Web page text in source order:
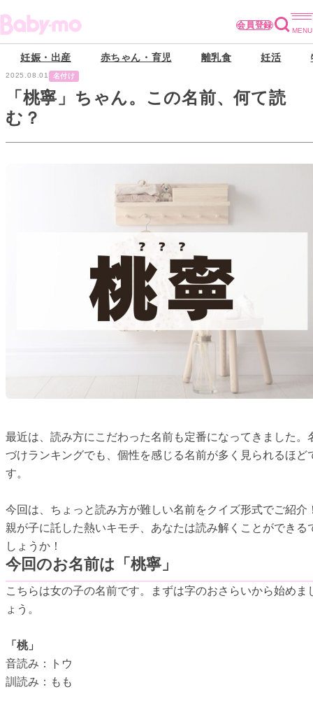
会員登録
妊娠・出産 赤ちゃん・育児 離乳食 妊活
2025.08.01 名付け
「桃寧」ちゃん。この名前、何て読
む？
最近は、読み方にこだわった名前も定番になってきました。
づけランキングでも、個性を感じる名前が多く見られるほど
す。
今回は、ちょっと読み方が難しい名前をクイズ形式でご紹介
親が子に託した熱いキモチ、あなたは読み解くことができる
しょうか！
今回のお名前は「桃寧」
こちらは女の子の名前です。まずは字のおさらいから始めま
ょう。
「桃」
音読み：トウ
訓読み：もも